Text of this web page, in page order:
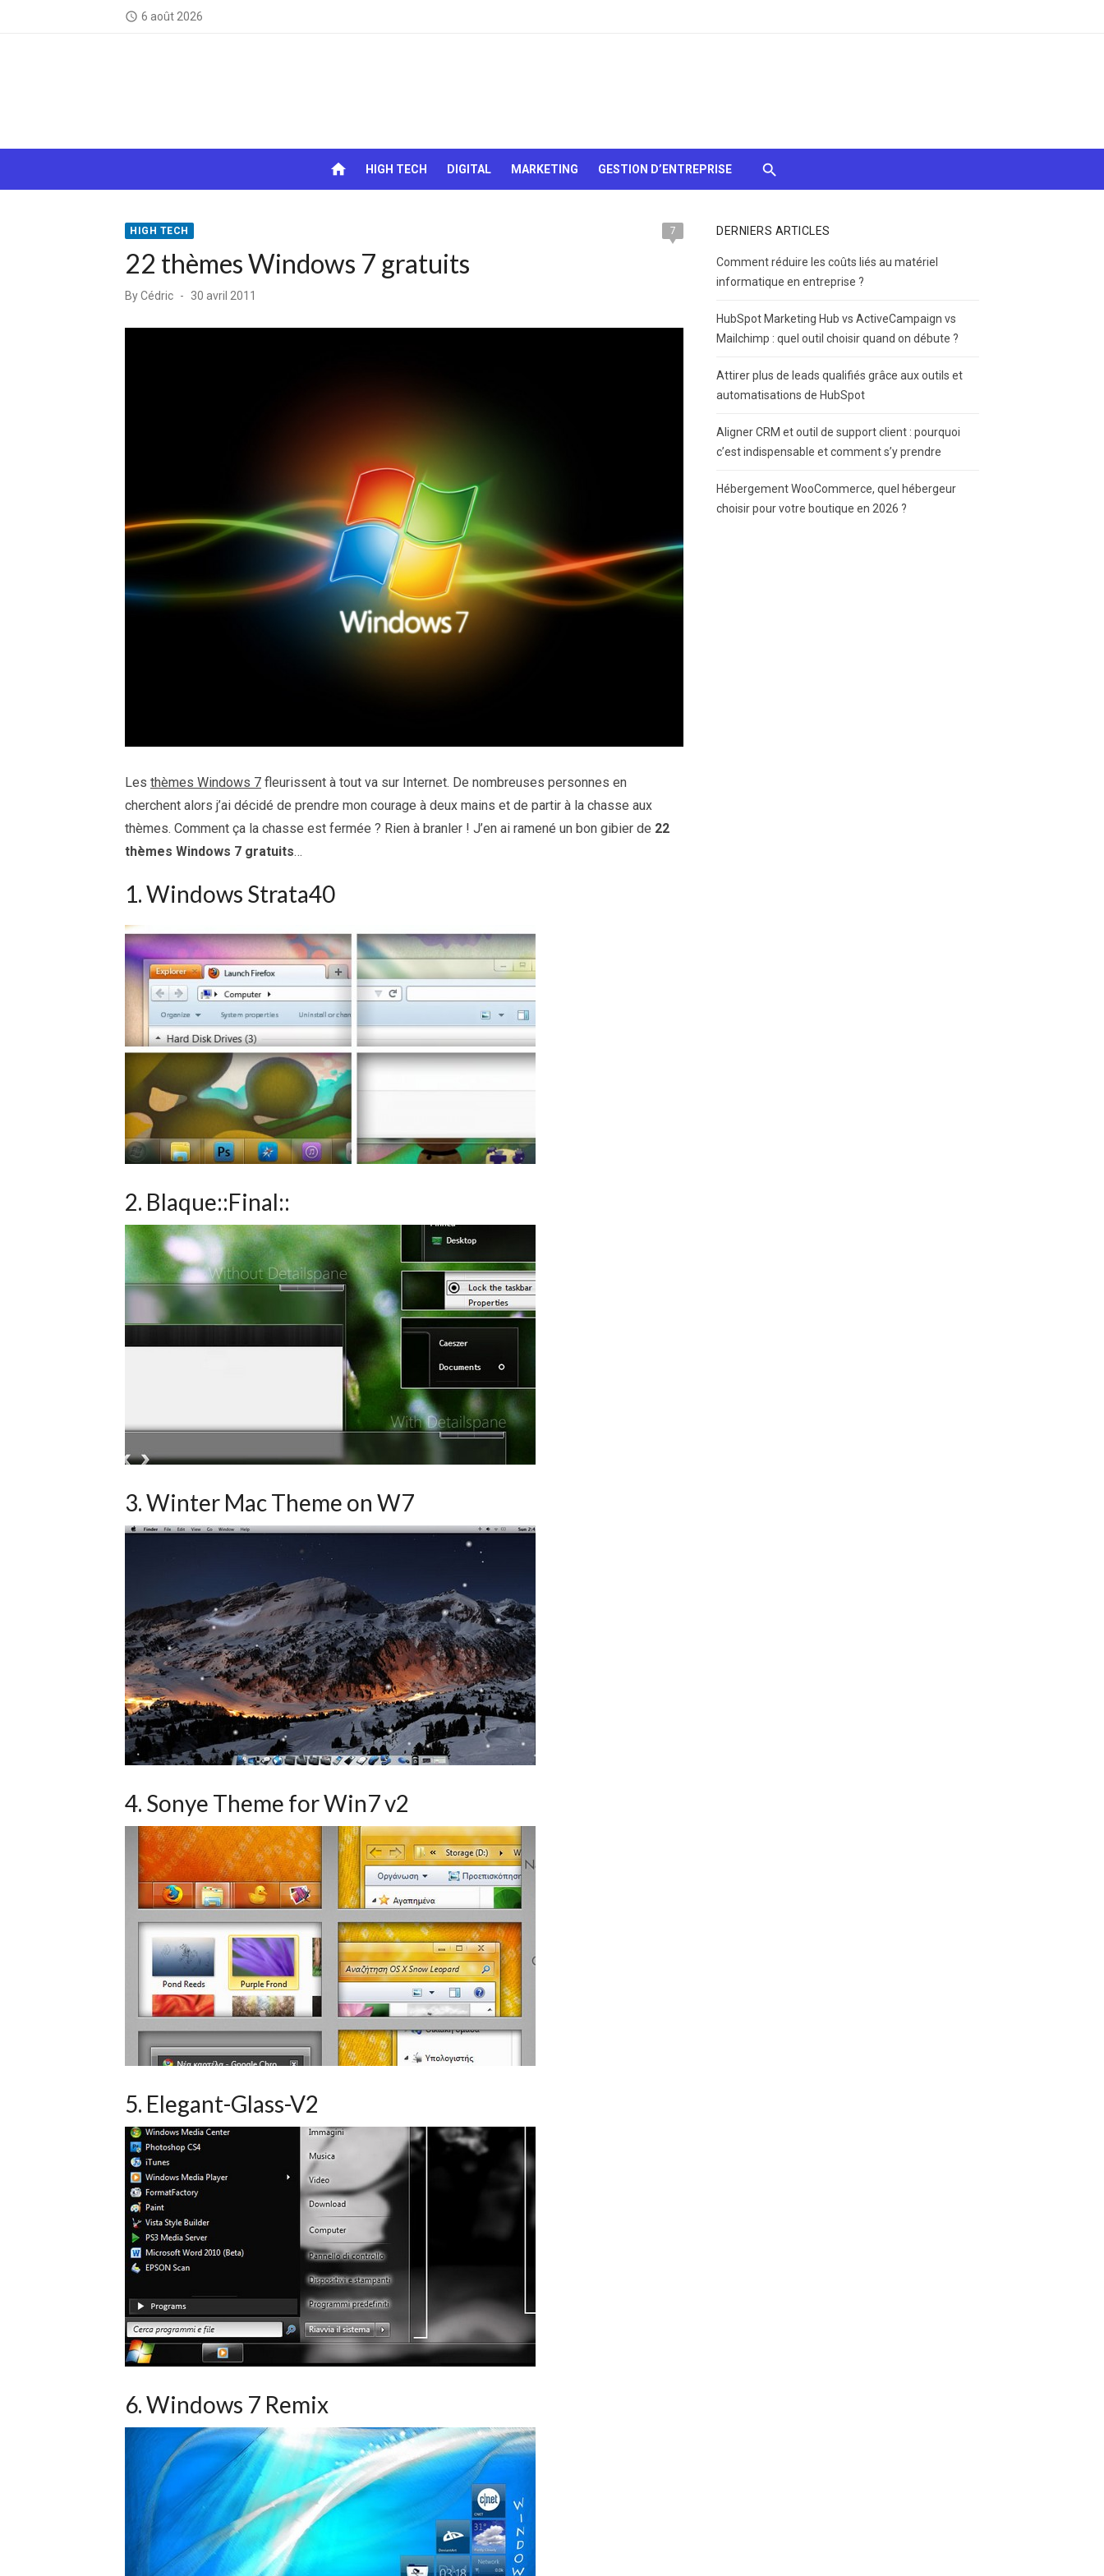
access_time 6 août 2026
chocolats…
home HIGH TECH DIGITAL MARKETING GESTION D’ENTREPRISE
HIGH TECH 7
22 thèmes Windows 7 gratuits
ByCédric
Posted
30 avril 2011
Les thèmes Windows 7 fleurissent à tout va sur Internet. De nombreuses personnes en
cherchent alors j’ai décidé de prendre mon courage à deux mains et de partir à la chasse aux
thèmes. Comment ça la chasse est fermée ? Rien à branler ! J’en ai ramené un bon gibier de 22
thèmes Windows 7 gratuits…
1. Windows Strata40
2. Blaque::Final::
3. Winter Mac Theme on W7
4. Sonye Theme for Win7 v2
5. Elegant-Glass-V2
6. Windows 7 Remix
DERNIERS ARTICLES
Comment réduire les coûts liés au matériel
informatique en entreprise ?
HubSpot Marketing Hub vs ActiveCampaign vs
Mailchimp : quel outil choisir quand on débute ?
Attirer plus de leads qualifiés grâce aux outils et
automatisations de HubSpot
Aligner CRM et outil de support client : pourquoi
c’est indispensable et comment s’y prendre
Hébergement WooCommerce, quel hébergeur
choisir pour votre boutique en 2026 ?